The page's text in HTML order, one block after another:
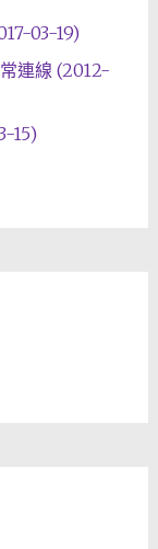
03-19)
連線 (2012-
15)